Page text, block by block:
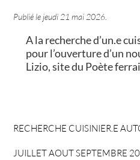
Publié le jeudi 21 mai 2026
A la recherche d’un.e
pour l’ouverture d’un
Lizio, site du Poète
RECHERCHE CUISINIER.E
JUILLET AOUT SEPTEMBRE